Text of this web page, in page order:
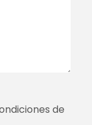
de